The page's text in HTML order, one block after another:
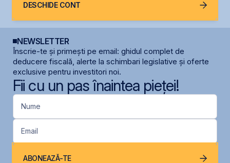
DESCHIDE CONT
NEWSLETTER
Înscrie-te și primești pe email: ghidul complet de
deducere fiscală, alerte la schimbari legislative și oferte
exclusive pentru investitori noi.
Fii cu un pas înaintea pieței!
Nume
Email
ABONEAZĂ-TE